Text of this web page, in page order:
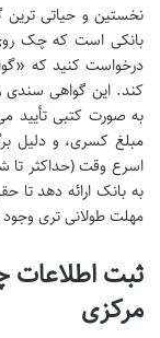
نخستین و حیاتی
بانکی است که چک
درخواست کنید که
کند. این گواهی سندی
به صورت کتبی تأیید
مبلغ کسری، و دلیل
اسرع وقت (حداکثر تا
به بانک ارائه دهد تا
مهلت طولانی تری
ثبت اطلاعات
مرکزی